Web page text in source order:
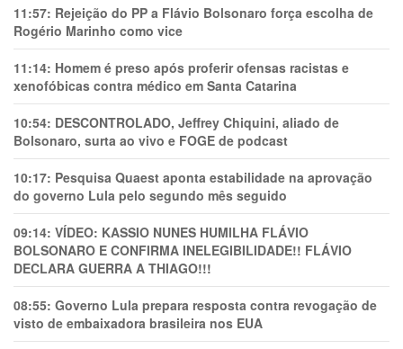
11:57: Rejeição do PP a Flávio Bolsonaro força escolha de
Rogério Marinho como vice
11:14: Homem é preso após proferir ofensas racistas e
xenofóbicas contra médico em Santa Catarina
10:54: DESCONTROLADO, Jeffrey Chiquini, aliado de
Bolsonaro, surta ao vivo e FOGE de podcast
10:17: Pesquisa Quaest aponta estabilidade na aprovação
do governo Lula pelo segundo mês seguido
09:14: VÍDEO: KASSIO NUNES HUMlLHA FLÁVIO
BOLSONARO E CONFIRMA INELEGIBILIDADE!! FLÁVIO
DECLARA GUERRA A THIAGO!!!
08:55: Governo Lula prepara resposta contra revogação de
visto de embaixadora brasileira nos EUA